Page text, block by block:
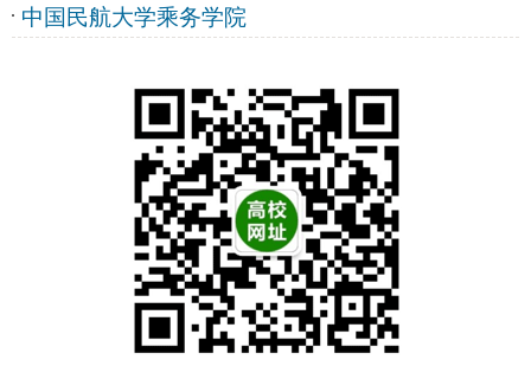
中国民航大学乘务学院